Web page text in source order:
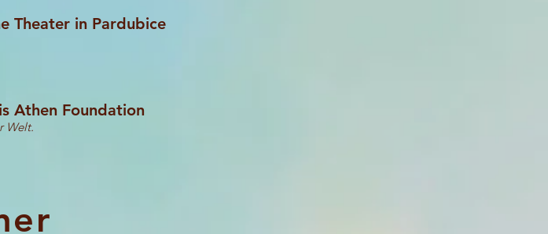
Theater in Pardubice
Athen Foundation
Welt.